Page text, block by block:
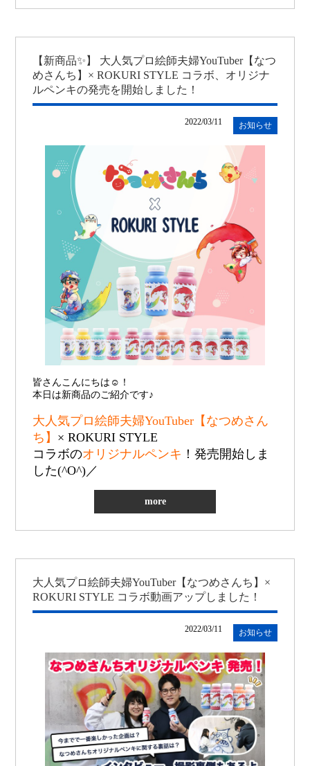
【新商品✨】 大人気プロ絵師夫婦YouTuber【なつ
めさんち】× ROKURI STYLE コラボ、オリジナ
ルペンキの発売を開始しました！
2022/03/11 お知らせ
皆さんこんにちは☺︎！
本日は新商品のご紹介です♪
大人気プロ絵師夫婦YouTuber【なつめさん
ち】 × ROKURI STYLE
コラボのオリジナルペンキ ！発売開始しま
した(^O^)／
more
大人気プロ絵師夫婦YouTuber【なつめさんち】×
ROKURI STYLE コラボ動画アップしました！
2022/03/11 お知らせ